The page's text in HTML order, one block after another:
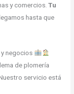
y comercios.Tu
hasta que
negocios
de plomería
servicio está